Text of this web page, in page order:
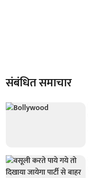
संबंधित समाचार